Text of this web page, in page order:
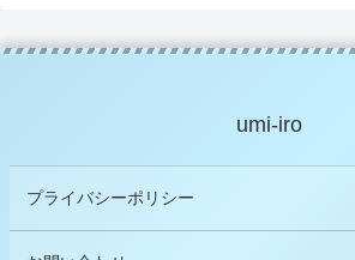
umi-iro
プライバシーポリシー